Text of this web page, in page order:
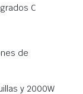
C
de
y 2000W